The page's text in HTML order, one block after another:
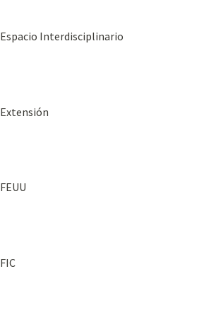
Espacio Interdisciplinario
Extensión
FEUU
FIC